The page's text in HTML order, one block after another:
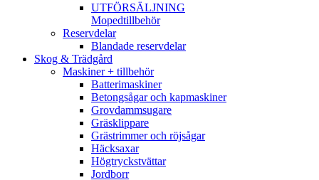
UTFÖRSÄLJNING
Mopedtillbehör
Reservdelar
Blandade reservdelar
Skog & Trädgård
Maskiner + tillbehör
Batterimaskiner
Betongsågar och kapmaskiner
Grovdammsugare
Gräsklippare
Grästrimmer och röjsågar
Häcksaxar
Högtryckstvättar
Jordborr